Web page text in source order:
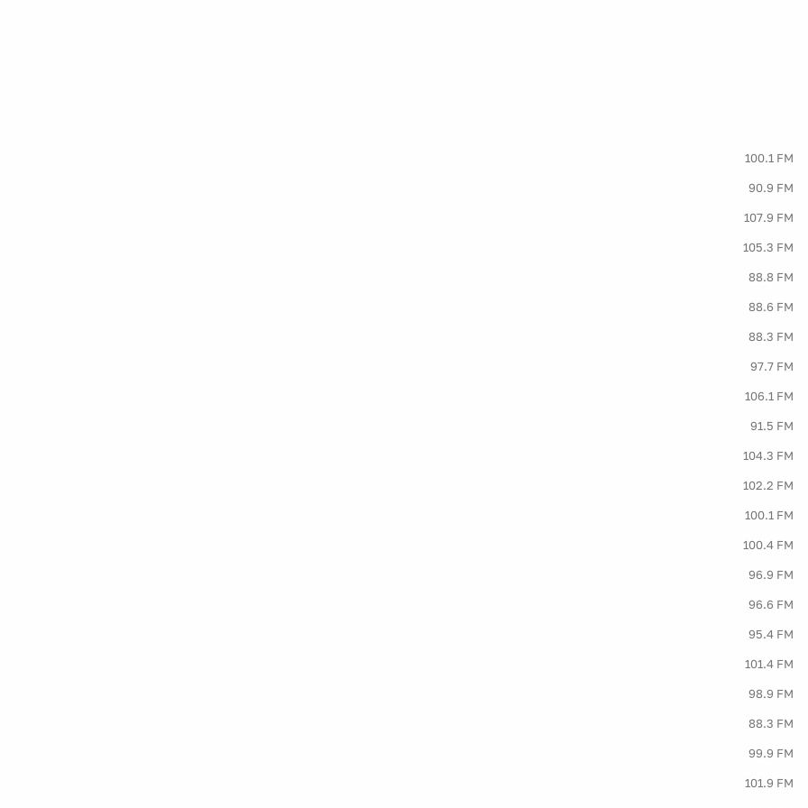
100.1 FM
90.9 FM
107.9 FM
105.3 FM
88.8 FM
88.6 FM
88.3 FM
97.7 FM
106.1 FM
91.5 FM
104.3 FM
102.2 FM
100.1 FM
100.4 FM
96.9 FM
96.6 FM
95.4 FM
101.4 FM
98.9 FM
88.3 FM
99.9 FM
101.9 FM